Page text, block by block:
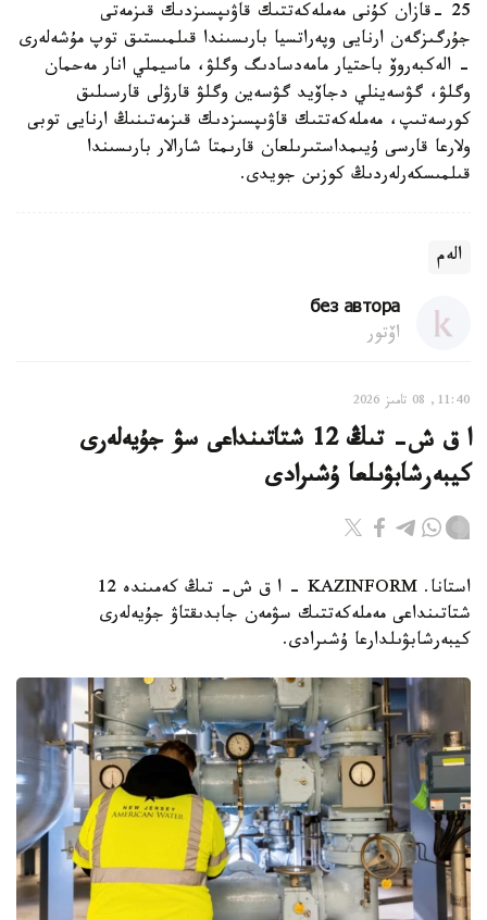
25 -قازان كۇنى مەملەكەتتىك قاۋىپسىزدىك قىزمەتى
جۇرگىزگەن ارنايى وپەراتسيا بارىسىندا قىلمىستىق توپ مۇشەلەرى
- الەكبەروۆ باحتيار مامەدسادىگ وگلۋ، ماسيملي انار مەحمان
وگلۋ، گۋسەينلي دجاۆيد گۋسەين وگلۋ قارۋلى قارسىلىق
كورسەتىپ، مەملەكەتتىك قاۋىپسىزدىك قىزمەتىنىڭ ارنايى توبى
ولارعا قارسى ۇيىمداستىرىلعان قارىمتا شارالار بارىسىندا
قىلمىسكەرلەردىڭ كوزىن جويدى.
الەم
без автора
اۆتور
11:40, 08 تامىز 2026
ا ق ش- تىڭ 12 شتاتىنداعى سۋ جۇيەلەرى
كيبەرشابۋىلعا ۇشىرادى
استانا. KAZINFORM – ا ق ش- تىڭ كەمىندە 12
شتاتىنداعى مەملەكەتتىك سۋمەن جابدىقتاۋ جۇيەلەرى
كيبەرشابۋىلدارعا ۇشىرادى.